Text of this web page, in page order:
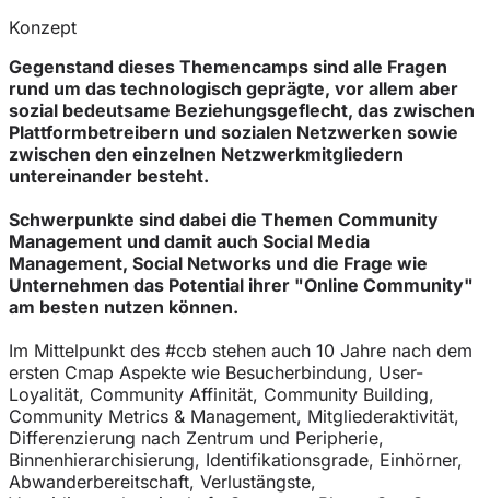
Konzept
Gegenstand dieses Themencamps sind alle Fragen
rund um das technologisch geprägte, vor allem aber
sozial bedeutsame Beziehungsgeflecht, das zwischen
Plattformbetreibern und sozialen Netzwerken sowie
zwischen den einzelnen Netzwerkmitgliedern
untereinander besteht.
Schwerpunkte sind dabei die Themen Community
Management und damit auch Social Media
Management, Social Networks und die Frage wie
Unternehmen das Potential ihrer "Online Community"
am besten nutzen können.
Im Mittelpunkt des #ccb stehen auch 10 Jahre nach dem
ersten Cmap Aspekte wie Besucherbindung, User-
Loyalität, Community Affinität, Community Building,
Community Metrics & Management, Mitgliederaktivität,
Differenzierung nach Zentrum und Peripherie,
Binnenhierarchisierung, Identifikationsgrade, Einhörner,
Abwanderbereitschaft, Verlustängste,